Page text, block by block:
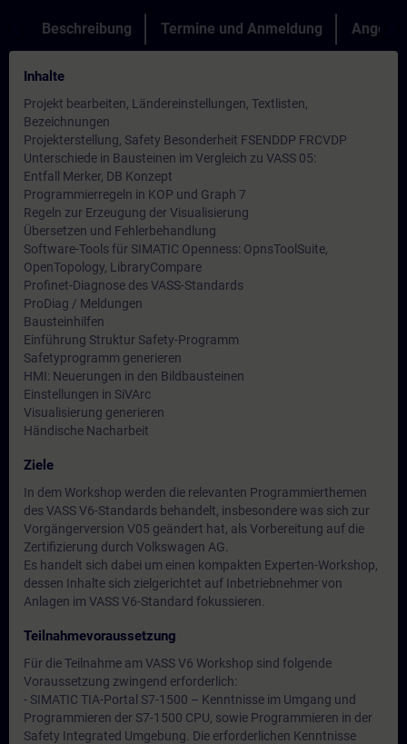
Beschreibung Termine und Anmeldung Angebot
Inhalte
Projekt bearbeiten, Ländereinstellungen, Textlisten,
Bezeichnungen
Projekterstellung, Safety Besonderheit FSENDDP FRCVDP
Unterschiede in Bausteinen im Vergleich zu VASS 05:
Entfall Merker, DB Konzept
Programmierregeln in KOP und Graph 7
Regeln zur Erzeugung der Visualisierung
Übersetzen und Fehlerbehandlung
Software-Tools für SIMATIC Openness: OpnsToolSuite,
OpenTopology, LibraryCompare
Profinet-Diagnose des VASS-Standards
ProDiag / Meldungen
Bausteinhilfen
Einführung Struktur Safety-Programm
Safetyprogramm generieren
HMI: Neuerungen in den Bildbausteinen
Einstellungen in SiVArc
Visualisierung generieren
Händische Nacharbeit
Ziele
In dem Workshop werden die relevanten Programmierthemen
des VASS V6-Standards behandelt, insbesondere was sich zur
Vorgängerversion V05 geändert hat, als Vorbereitung auf die
Zertifizierung durch Volkswagen AG.
Es handelt sich dabei um einen kompakten Experten-Workshop,
dessen Inhalte sich zielgerichtet auf Inbetriebnehmer von
Anlagen im VASS V6-Standard fokussieren.
Teilnahmevoraussetzung
Für die Teilnahme am VASS V6 Workshop sind folgende
Voraussetzung zwingend erforderlich:
- SIMATIC TIA-Portal S7-1500 – Kenntnisse im Umgang und
Programmieren der S7-1500 CPU, sowie Programmieren in der
Safety Integrated Umgebung. Die erforderlichen Kenntnisse